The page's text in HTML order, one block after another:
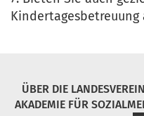
Kindertagesbetreuung
ÜBER DIE
AKADEMIE FÜR